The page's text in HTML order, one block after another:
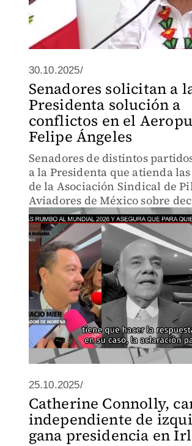
30.10.2025/
Senadores solicitan a
Presidenta solución a
conflictos en el
Felipe Ángeles
Senadores de distintos
a la Presidenta que atienda
de la Asociación Sindical de
Aviadores de México sobre
que afectan el Aeropuerto
Felipe Ángeles.
25.10.2025/
Catherine Connolly,
independiente de
gana presidencia en